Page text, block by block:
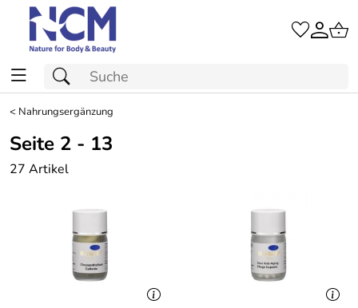
< Nahrungsergänzung
Seite 2 - 13
27 Artikel